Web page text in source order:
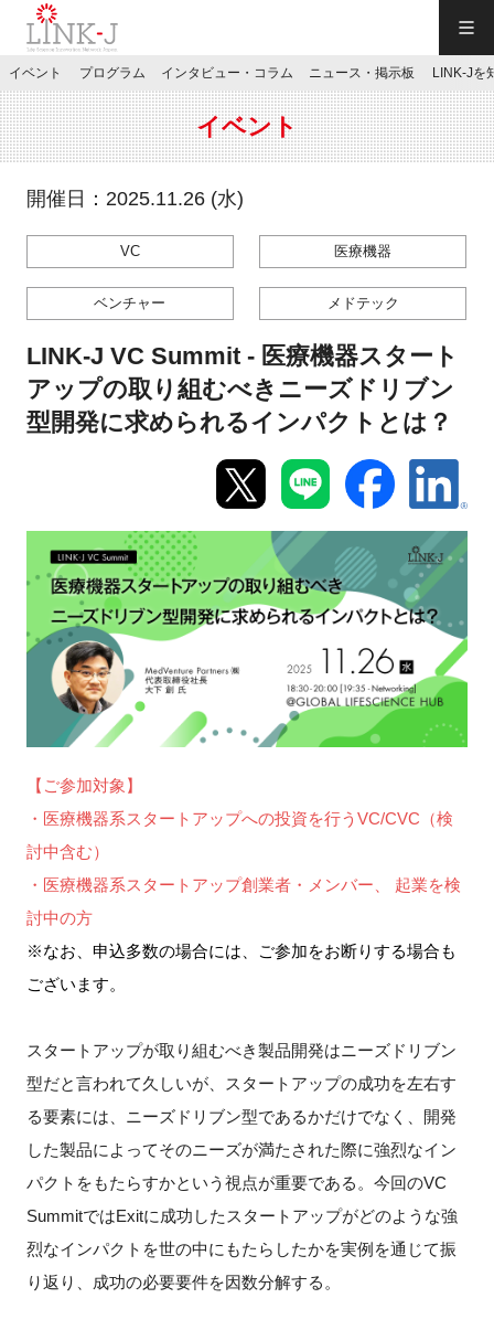
JP／EN
特別会員専用メニュー
お問い合わせ
新規登録
イベント
プログラム
インタビュー・コラム
LINK-Jを知る
特別会員
施設・アクセス
イベントお知らせメール登録
イベント プログラム インタビュー・コラム ニュース・掲示板 LINK-Jを
イベント
開催日：2025.11.26 (水)
VC 医療機器
ベンチャー メドテック
LINK-J VC Summit - 医療機器スタート
アップの取り組むべきニーズドリブン
型開発に求められるインパクトとは？
【ご参加対象】
・医療機器系スタートアップへの投資を行うVC/CVC（検
討中含む）
・医療機器系スタートアップ創業者・メンバー、 起業を検
討中の方
※なお、申込多数の場合には、ご参加をお断りする場合も
ございます。
スタートアップが取り組むべき製品開発はニーズドリブン
型だと言われて久しいが、スタートアップの成功を左右す
る要素には、ニーズドリブン型であるかだけでなく、開発
した製品によってそのニーズが満たされた際に強烈なイン
パクトをもたらすかという視点が重要である。今回のVC
SummitではExitに成功したスタートアップがどのような強
烈なインパクトを世の中にもたらしたかを実例を通じて振
り返り、成功の必要要件を因数分解する。